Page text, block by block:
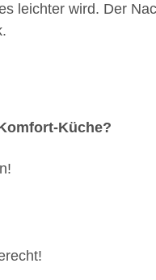
leichter wird. Der
Küche?